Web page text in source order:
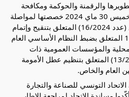
والرقمنة والحوكمة ومكافحة
الفساد جلسة صباح اليوم الخميس 30 ماي 2024 خصصتها لمواصلة
النظر في مقترحي القانونين (عدد 16/2024) المتعلق بتنقيح وإتمام
القانون عدد 112 لسنة 1983 المتعلق بضبط النظام الأساسي العام
والمؤسسات العمومية ذات
العام والخاص.
التونسي للصناعة والتجارة